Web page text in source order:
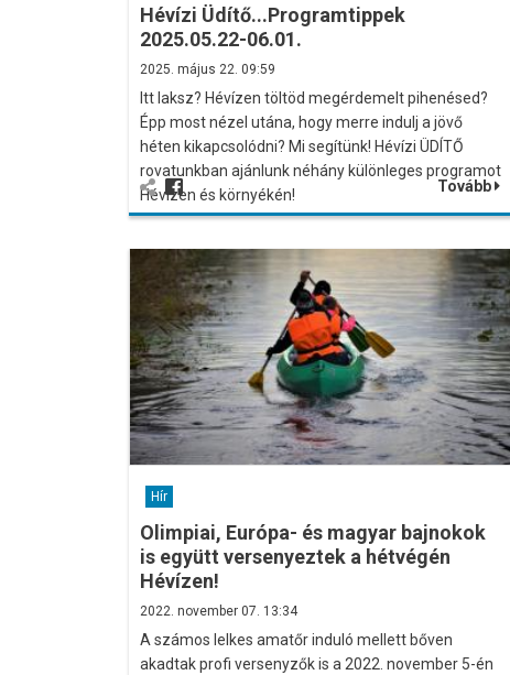
Hévízi Üdítő...Programtippek
2025.05.22-06.01.
2025. május 22. 09:59
Itt laksz? Hévízen töltöd megérdemelt pihenésed?
Épp most nézel utána, hogy merre indulj a jövő
héten kikapcsolódni? Mi segítünk! Hévízi ÜDÍTŐ
rovatunkban ajánlunk néhány különleges programot
Hévízen és környékén!
Tovább
Hír
Olimpiai, Európa- és magyar bajnokok
is együtt versenyeztek a hétvégén
Hévízen!
2022. november 07. 13:34
A számos lelkes amatőr induló mellett bőven
akadtak profi versenyzők is a 2022. november 5-én